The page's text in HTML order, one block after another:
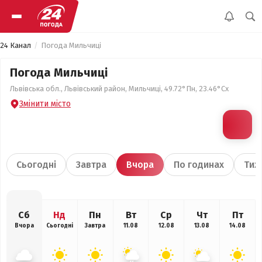
24 Канал Погода Мильчиці
Погода Мильчиці
Львівська обл., Львівський район, Мильчиці, 49.72°Пн, 23.46°Сх
Змінити місто
Сьогодні Завтра Вчора По годинах
Сб
Вчора
Нд
Сьогодні
Пн
Завтра
Вт
11.08
Ср
12.08
Чт
13.08
Пт
14.08